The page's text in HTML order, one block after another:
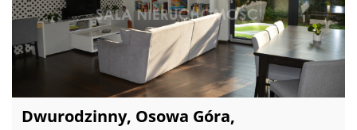
Dwurodzinny, Osowa Góra,